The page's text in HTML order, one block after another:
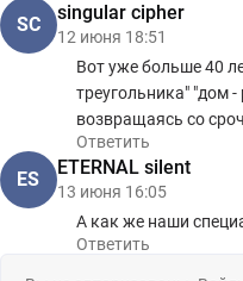
SC singular cipher
12 июня 18:51
Вот уже больше 40
треугольника" "дом
возвращаясь со
Ответить
ES ETERNAL silent
13 июня 16:05
А как же наши
Ответить